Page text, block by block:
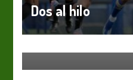
Dos al hilo
Boca Juniors Copa